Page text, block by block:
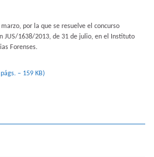
por la que se resuelve el concurso
JUS/1638/2013, de 31 de julio, en el Instituto
Forenses.
págs. – 159 KB)